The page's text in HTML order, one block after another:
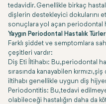
tedavidir. Genellikle birkaç
dişlerin destekleyici dokularını
sonuçlara yol açan periodontal
Yaygın Periodontal Hastalık
Farklı şiddet ve semptomlara
çeşitleri vardır:
Diş Eti İltihabı: Bu, periodontal
sırasında kanayabilen kırmızı,
iltihabı genellikle uygun diş
Periodontitis: Bu, tedavi
olabileceği hastalığın daha da